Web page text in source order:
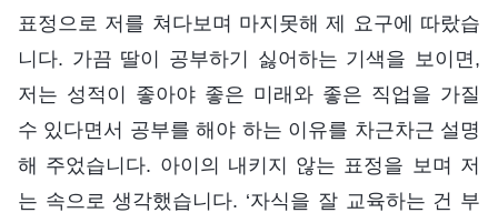
표정으로 저를 쳐다보며 마지못해 제 요구에 따랐습
니다. 가끔 딸이 공부하기 싫어하는 기색을 보이면,
저는 성적이 좋아야 좋은 미래와 좋은 직업을 가질
수 있다면서 공부를 해야 하는 이유를 차근차근 설명
해 주었습니다. 아이의 내키지 않는 표정을 보며 저
는 속으로 생각했습니다. ‘자식을 잘 교육하는 건 부